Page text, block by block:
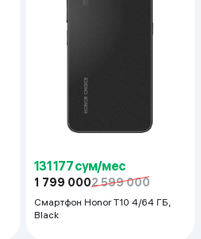
131 177 сум/мес
1 799 0002 599 000
Смартфон Honor T10 4/64 ГБ,
Black